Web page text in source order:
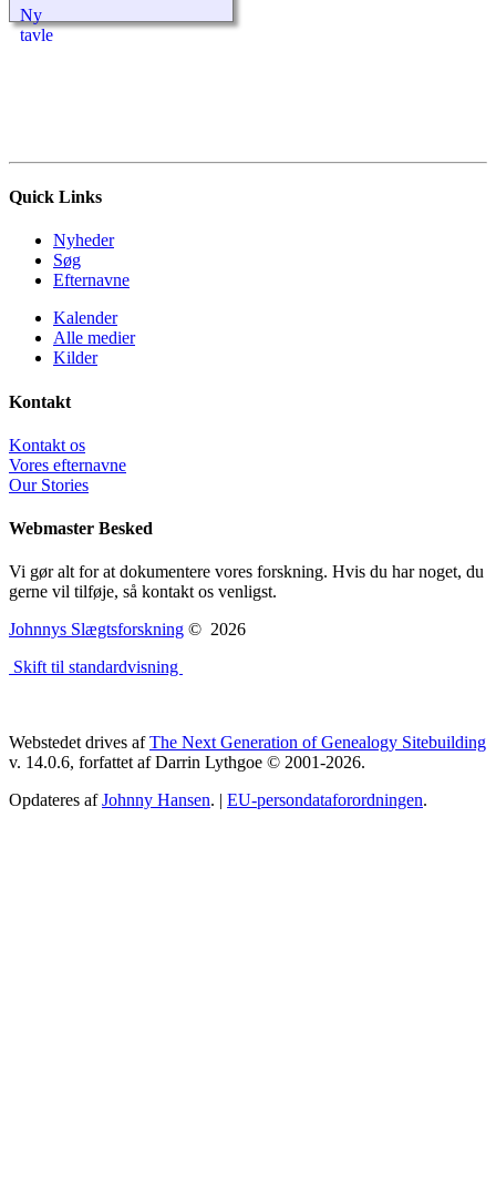
Quick Links
Nyheder
Søg
Efternavne
Kalender
Alle medier
Kilder
Kontakt
Kontakt os
Vores efternavne
Our Stories
Webmaster Besked
Vi gør alt for at dokumentere vores forskning. Hvis du har noget, du
gerne vil tilføje, så kontakt os venligst.
Johnnys Slægtsforskning © 2026
Skift til standardvisning
Webstedet drives afThe Next Generation of Genealogy Sitebuilding
v. 14.0.6, forfattet af Darrin Lythgoe © 2001-2026.
Opdateres afJohnny Hansen. | EU-persondataforordningen.